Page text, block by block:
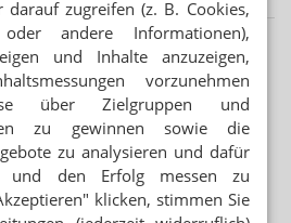
zugreifen (z. B. Cookies,
oder andere Informationen),
und Inhalte anzuzeigen,
vorzunehmen
über Zielgruppen und
zu gewinnen sowie die
zu analysieren und dafür
und den Erfolg messen zu
klicken, stimmen Sie